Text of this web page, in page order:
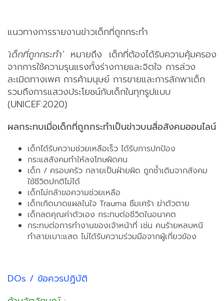
แนวทางการรายงานข่าวเด็กที่ถูกกระทำ
'เด็กที่ถูกกระทำ'หมายถึง เด็กที่ต้องได้รับความคุ้มครอง
จากการใช้ความรุนแรงทั้งร่างกายและจิตใจ การล่วง
ละเมิดทางเพศ การค้ามนุษย์ การขายและการลักพาเด็ก
รวมถึงการแสวงประโยชน์กับเด็กในทุกรูปแบบ
(UNICEF:2020)
ผลกระทบเมื่อเด็กที่ถูกกระทำเป็นข่าวบนสื่อสังคมออนไลน์
เด็กได้รับความช่วยเหลือเร็ว ได้รับการปกป้อง
กระแสสังคมทำให้ลงโทษผิดคน
เด็ก / ครอบครัว กลายเป็นฝ่ายผิด ถูกซ้ำเติมจากสังคม
ใช้ชีวิตปกติไม่ได้
เด็กไม่กล้าขอความช่วยเหลือ
เด็กเกิดบาดแผลในใจ Trauma ซึมเศร้า ฆ่าตัวตาย
เด็กลดคุณค่าตัวเอง กระทบต่อชีวิตในอนาคต
กระทบต่อการทำงานของเจ้าหน้าที่ เช่น คนร้ายหลบหนี
ทำลายเบาะแสด ไม่ได้รับความร่วมมือจากผู้เกี่ยวข้อง
DOs / ข้อควรปฏิบัติ